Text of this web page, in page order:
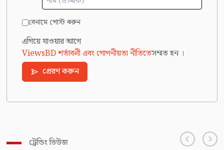
বেনামে পোস্ট করুন
এগিয়ে যাওয়ার আগে
ViewsBD শর্তাবলী এবং গোপনীয়তা নীতিতেসম্মত হন ।
প্রেরণ করুন
ট্রেন্ডিং ভিউজ